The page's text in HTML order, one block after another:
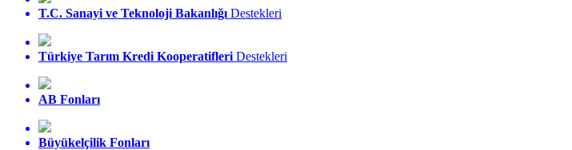
T.C. Sanayi ve Teknoloji Bakanlığı Destekleri
Türkiye Tarım Kredi Kooperatifleri Destekleri
AB Fonları
Büyükelçilik Fonları